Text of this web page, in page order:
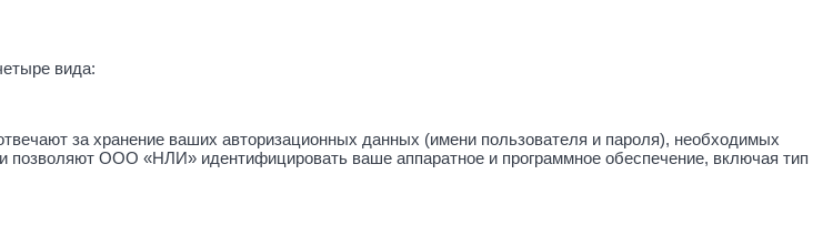
вида:
за хранение ваших авторизационных данных (имени пользователя и пароля), необходимых
позволяют ООО «НЛИ» идентифицировать ваше аппаратное и программное обеспечение, включая тип